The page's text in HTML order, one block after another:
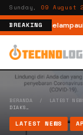
Sunday, 09 August
BREAKING
Pelari Melampaui
BERANDA / LATEST
DIAKS…
LATEST NEWS